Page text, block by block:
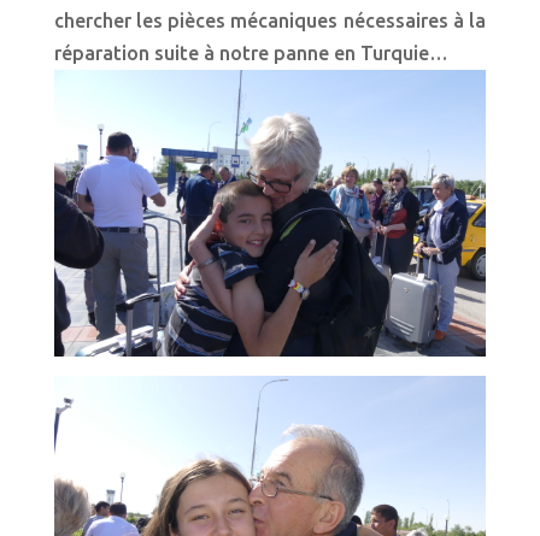
chercher les pièces mécaniques nécessaires à la
réparation suite à notre panne en Turquie…